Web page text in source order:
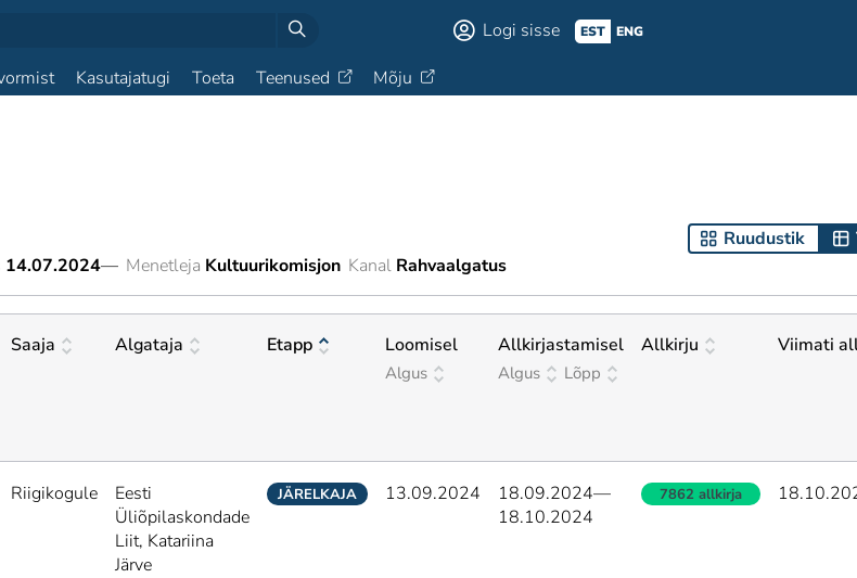
Logi sisse EST ENG
Kasutajatugi Toeta Teenused Mõju
Ruudustik
14.07.2024— Menetleja Kultuurikomisjon Kanal Rahvaalgatus
Saaja Algataja Etapp Loomisel
Algus
Allkirjastamisel
Algus Lõpp
Allkirju Viimati
Riigikogule
Eesti
Üliõpilaskondade
Liit, Katariina
Järve
JÄRELKAJA 13.09.2024 18.09.2024—
18.10.2024
7862 allkirja